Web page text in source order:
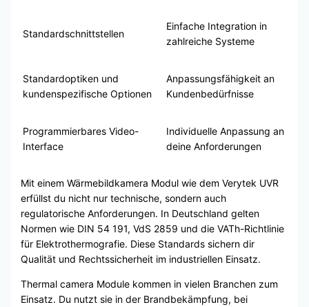
Standardschnittstellen
Einfache Integration in
zahlreiche Systeme
Standardoptiken und
kundenspezifische Optionen
Anpassungsfähigkeit an
Kundenbedürfnisse
Programmierbares Video-
Interface
Individuelle Anpassung an
deine Anforderungen
Mit einem Wärmebildkamera Modul wie dem Verytek UVR
erfüllst du nicht nur technische, sondern auch
regulatorische Anforderungen. In Deutschland gelten
Normen wie DIN 54 191, VdS 2859 und die VATh-Richtlinie
für Elektrothermografie. Diese Standards sichern dir
Qualität und Rechtssicherheit im industriellen Einsatz.
Thermal camera Module kommen in vielen Branchen zum
Einsatz. Du nutzt sie in der Brandbekämpfung, bei